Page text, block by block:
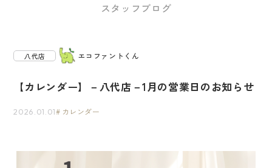
スタッフブログ
八代店 エコファントくん
【カレンダー】－八代店－1月の営業日のお知らせ
2026.01.01 カレンダー